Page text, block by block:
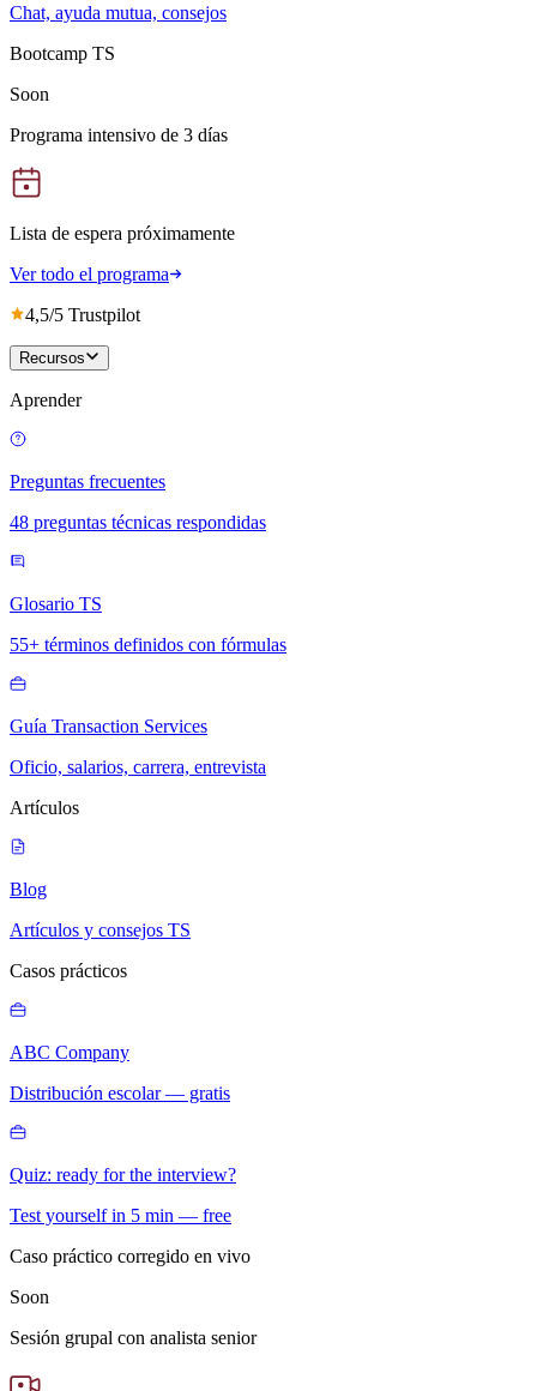
Chat, ayuda mutua, consejos
Bootcamp TS
Soon
Programa intensivo de 3 días
Lista de espera próximamente
Ver todo el programa
4,5/5 Trustpilot
Recursos
Aprender
Preguntas frecuentes
48 preguntas técnicas respondidas
Glosario TS
55+ términos definidos con fórmulas
Guía Transaction Services
Oficio, salarios, carrera, entrevista
Artículos
Blog
Artículos y consejos TS
Casos prácticos
ABC Company
Distribución escolar — gratis
Quiz: ready for the interview?
Test yourself in 5 min — free
Caso práctico corregido en vivo
Soon
Sesión grupal con analista senior